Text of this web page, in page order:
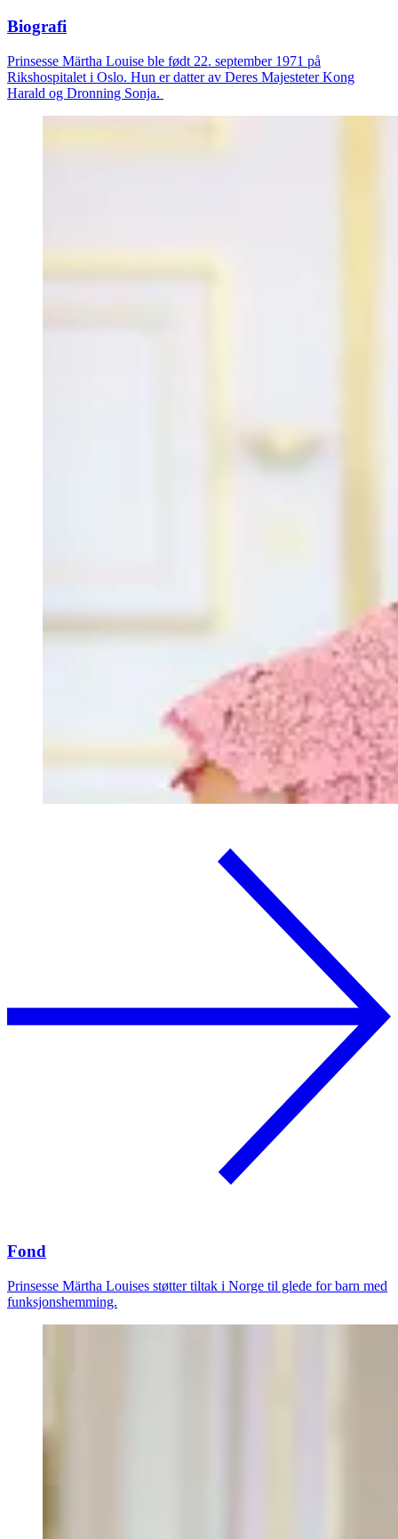
Biografi
Prinsesse Märtha Louise ble født 22. september 1971 på
Rikshospitalet i Oslo. Hun er datter av Deres Majesteter Kong
Harald og Dronning Sonja.
Fond
Prinsesse Märtha Louises støtter tiltak i Norge til glede for barn med
funksjonshemming.